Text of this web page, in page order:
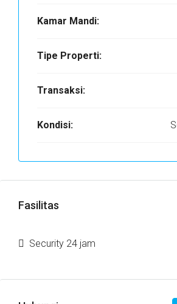
Kamar Mandi:
Tipe Properti:
Transaksi:
Kondisi:
Fasilitas
Security 24 jam